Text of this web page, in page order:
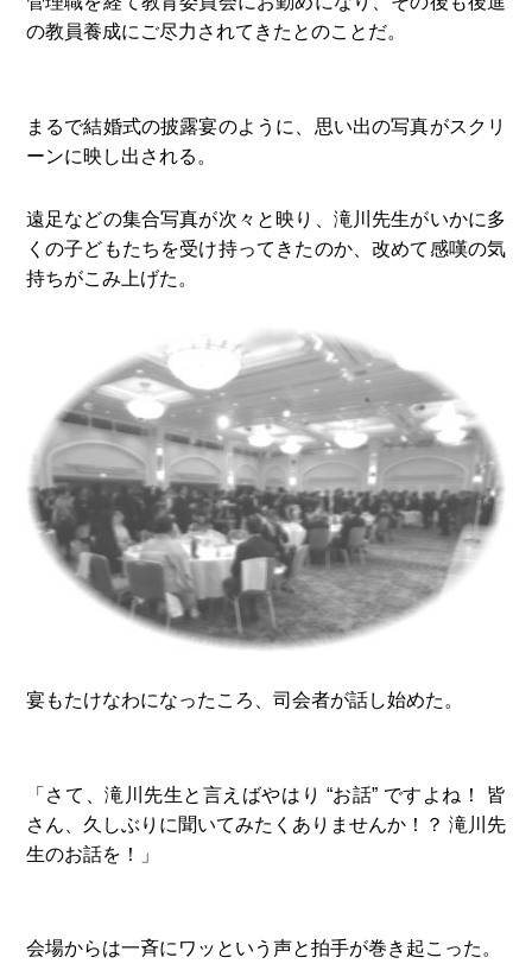
の教員養成にご尽力されてきたとのことだ。
まるで結婚式の披露宴のように、思い出の写真がスクリ
ーンに映し出される。
遠足などの集合写真が次々と映り、滝川先生がいかに多
くの子どもたちを受け持ってきたのか、改めて感嘆の気
持ちがこみ上げた。
宴もたけなわになったころ、司会者が話し始めた。
「さて、滝川先生と言えばやはり “お話” ですよね！ 皆
さん、久しぶりに聞いてみたくありませんか！？ 滝川先
生のお話を！」
会場からは一斉にワッという声と拍手が巻き起こった。